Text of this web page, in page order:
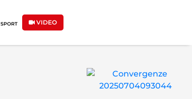
SPORT VIDEO